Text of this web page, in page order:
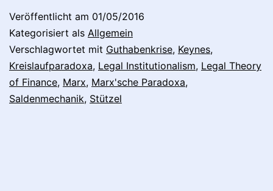
Europäische
Politische
Ökonomie
Veröffentlicht am 01/05/2016
Kategorisiert als Allgemein
Verschlagwortet mit Guthabenkrise, Keynes,
Kreislaufparadoxa, Legal Institutionalism, Legal Theory
of Finance, Marx, Marx'sche Paradoxa,
Saldenmechanik, Stützel